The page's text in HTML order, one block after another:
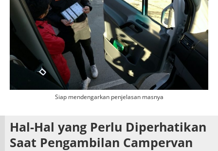
Siap mendengarkan penjelasan masnya
Hal-Hal yang Perlu Diperhatikan
Saat Pengambilan Campervan